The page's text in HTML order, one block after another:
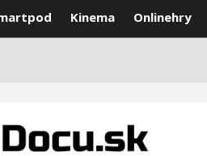
Kinema Onlinehry